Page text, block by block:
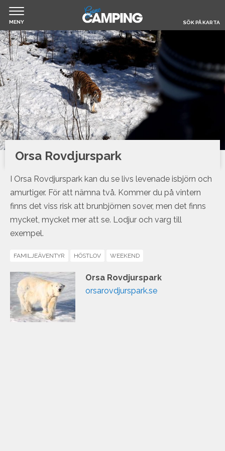
Jump
to
navigation
MENY
Hem
Filmer & Reportage
Husbil & Husvagn
Om Gone Camping
Boka camping
SÖK PÅ KARTA
Orsa Rovdjurspark
I Orsa Rovdjurspark kan du se livs levenade isbjörn och
amurtiger. För att nämna två. Kommer du på vintern
finns det viss risk att brunbjörnen sover, men det finns
mycket, mycket mer att se. Lodjur och varg till
exempel.
FAMILJEÄVENTYR HÖSTLOV WEEKEND
Orsa Rovdjurspark
orsarovdjurspark.se